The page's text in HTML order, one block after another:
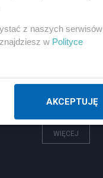
Zdrowie
WIĘCEJ
z naszych serwisów
w Polityce
AKCEPTUJĘ